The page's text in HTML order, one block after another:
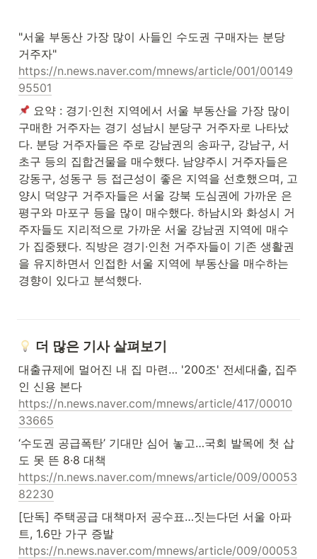
"서울 부동산 가장 많이 사들인 수도권 구매자는 분당
https://n.news.naver.com/mnews/article/001/00149
95501
요약 : 경기·인천 지역에서 서울 부동산을 가장 많이
구매한 거주자는 경기 성남시 분당구 거주자로 나타났
다. 분당 거주자들은 주로 강남권의 송파구, 강남구, 서
초구 등의 집합건물을 매수했다. 남양주시 거주자들은
강동구, 성동구 등 접근성이 좋은 지역을 선호했으며, 고
양시 덕양구 거주자들은 서울 강북 도심권에 가까운 은
평구와 마포구 등을 많이 매수했다. 하남시와 화성시 거
주자들도 지리적으로 가까운 서울 강남권 지역에 매수
가 집중됐다. 직방은 경기·인천 거주자들이 기존 생활권
을 유지하면서 인접한 서울 지역에 부동산을 매수하는
경향이 있다고 분석했다.
더 많은 기사 살펴보기
대출규제에 멀어진 내 집 마련… '200조' 전세대출, 집주
https://n.news.naver.com/mnews/article/417/00010
33665
‘수도권 공급폭탄’ 기대만 심어 놓고…국회 발목에 첫 삽
https://n.news.naver.com/mnews/article/009/00053
82230
[단독] 주택공급 대책마저 공수표…짓는다던 서울 아파
https://n.news.naver.com/mnews/article/009/00053